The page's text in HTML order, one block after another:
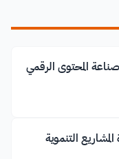
المحتوى الرقمي